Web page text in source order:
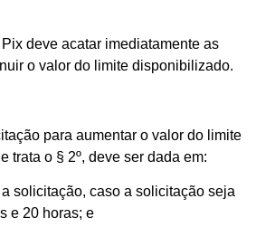
deve acatar imediatamente as
o valor do limite disponibilizado.
para aumentar o valor do limite
trata o § 2º, deve ser dada em:
a solicitação, caso a solicitação seja
e 20 horas; e